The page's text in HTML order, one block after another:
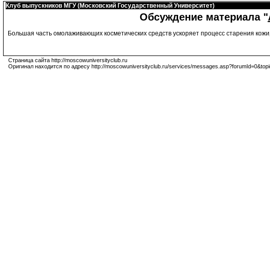
Клуб выпускников МГУ (Московский Государственный Университет)
Обсуждение материала "
Большая часть омолаживающих косметических средств ускоряет процесс старения
Страница сайта http://moscowuniversityclub.ru
Оригинал находится по адресу http://moscowuniversityclub.ru/services/